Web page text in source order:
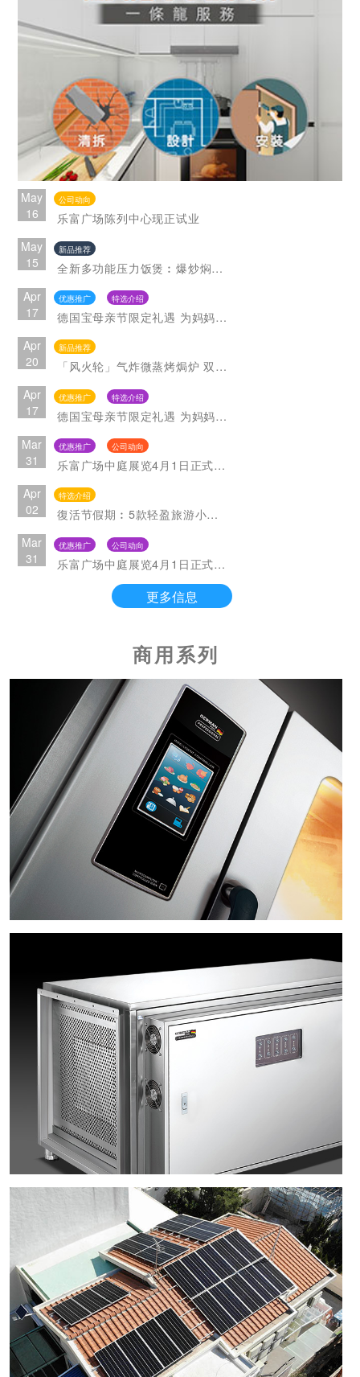
May
16
公司动向
乐富广场陈列中心现正试业
May
15
新品推荐
全新多功能压力饭煲︰爆炒焖炖一煲搞掂 全家共享美味
Apr
17
优惠推广 特选介绍
德国宝母亲节限定礼遇 为妈妈送上至诚爱意
Apr
20
新品推荐
「风火轮」气炸微蒸烤焗炉 双风轮烹饪革命
Apr
17
优惠推广 特选介绍
德国宝母亲节限定礼遇 为妈妈送上至诚爱意
Mar
31
优惠推广 公司动向
乐富广场中庭展览4月1日正式开幕
Apr
02
特选介绍
復活节假期︰5款轻盈旅游小帮手
Mar
31
优惠推广 公司动向
乐富广场中庭展览4月1日正式开幕
更多信息
商用系列